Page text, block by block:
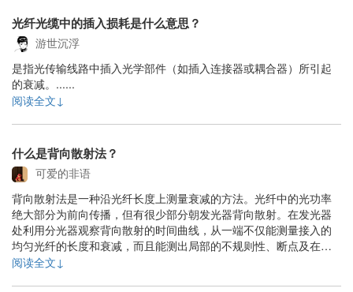
光纤光缆中的插入损耗是什么意思？
游世沉浮
是指光传输线路中插入光学部件（如插入连接器或耦合器）所引起
的衰减。......
阅读全文↓
什么是背向散射法？
可爱的非语
背向散射法是一种沿光纤长度上测量衰减的方法。光纤中的光功率
绝大部分为前向传播，但有很少部分朝发光器背向散射。在发光器
处利用分光器观察背向散射的时间曲线，从一端不仅能测量接入的
均匀光纤的长度和衰减，而且能测出局部的不规则性、断点及在接
阅读全文↓